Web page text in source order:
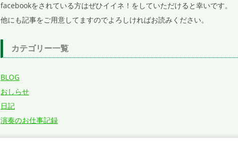
facebookをされている方はぜひイイネ！をしていただけると幸いです。
他にも記事をご用意してますのでよろしければお読みください。
カテゴリー一覧
BLOG
おしらせ
日記
演奏のお仕事記録